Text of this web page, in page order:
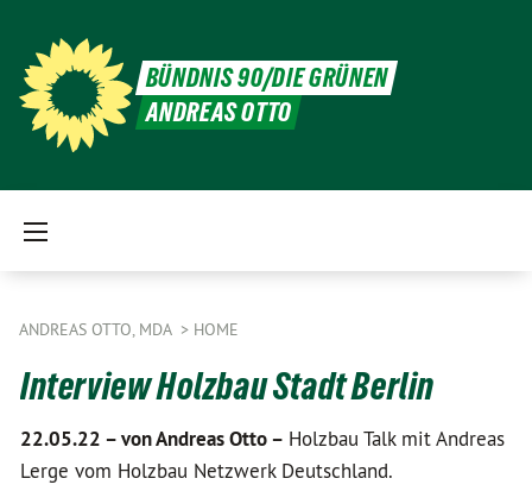
BÜNDNIS 90/DIE GRÜNEN
ANDREAS OTTO
ANDREAS OTTO, MDA HOME
Interview Holzbau Stadt Berlin
22.05.22 –von Andreas Otto – Holzbau Talk mit Andreas
Lerge vom Holzbau Netzwerk Deutschland.